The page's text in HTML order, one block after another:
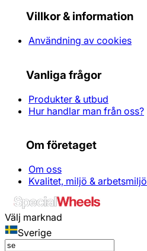
Villkor & information
Användning av cookies
Vanliga frågor
Produkter & utbud
Hur handlar man från oss?
Om företaget
Om oss
Kvalitet, miljö & arbetsmiljö
Välj marknad
Sverige